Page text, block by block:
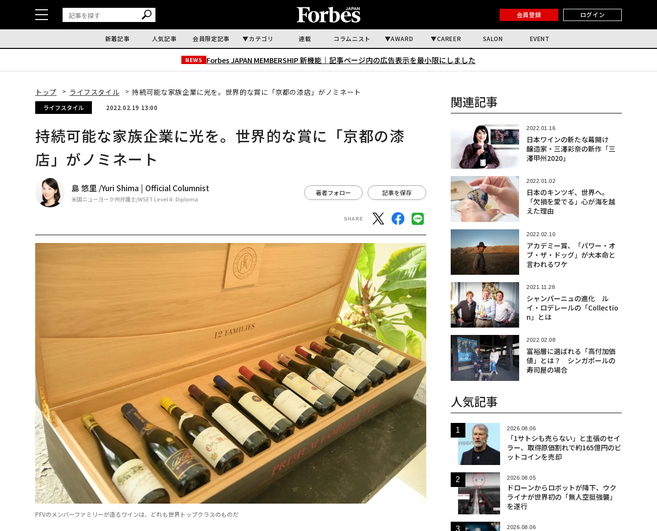
会員登録 ログイン
新着記事 人気記事 会員限定記事 カテゴリ 連載 コラムニスト AWARD CAREER SALON EVENT
NEWS Forbes JAPAN MEMBERSHIP 新機能｜ 記事ページ内の広告表示を最小限にしました
トップ ライフスタイル 持続可能な家族企業に光を。世界的な賞に「京都の漆店」がノミネート
ライフスタイル 2022.02.19 13:00
持続可能な家族企業に光を。世界的な賞に「京都の漆
店」がノミネート
島 悠里 /Yuri Shima | Official Columnist
米国ニューヨーク州弁護士/WSET Level 4 : Diploma
著者フォロー 記事を保存
PFVのメンバーファミリーが造るワインは、どれも世界トップクラスのものだ
関連記事
2022.01.16
日本ワインの新たな幕開け
醸造家・三澤彩奈の新作「三
澤甲州2020」
2022.01.02
日本のキンツギ、世界へ。
「欠損を愛でる」心が海を越
えた理由
2022.02.10
アカデミー賞、「パワー・オ
ブ・ザ・ドッグ」が大本命と
言われるワケ
2021.11.28
シャンパーニュの進化 ル
イ・ロデレールの「Collectio
n」とは
2022.02.08
富裕層に選ばれる「高付加価
値」とは？ シンガポールの
寿司屋の場合
人気記事
2026.08.06
「1サトシも売らない」と主張のセイ
ラー、取得原価割れで約165億円のビ
ットコインを売却
2026.08.05
ドローンからロボットが降下、ウク
ライナが世界初の「無人空挺強襲」
を遂行
2026.08.06